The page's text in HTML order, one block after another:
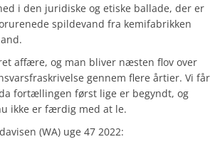
i den juridiske og etiske ballade, der er
spildevand fra kemifabrikken
affære, og man bliver næsten flov over
gennem flere årtier. Vi får
fortællingen først lige er begyndt, og
ikke er færdig med at le.
(WA) uge 47 2022: